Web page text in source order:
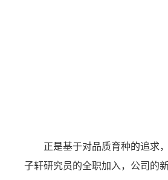
正是基于对品质育种的追求
子轩研究员的全职加入，公司的